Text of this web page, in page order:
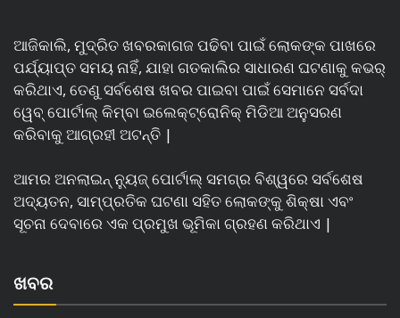
ଆଜିକାଲି, ମୁଦ୍ରିତ ଖବରକାଗଜ ପଢିବା ପାଇଁ ଲୋକଙ୍କ ପାଖରେ
ପର୍ଯ୍ୟାପ୍ତ ସମୟ ନାହିଁ, ଯାହା ଗତକାଲିର ସାଧାରଣ ଘଟଣାକୁ କଭର୍
କରିଥାଏ, ତେଣୁ ସର୍ବଶେଷ ଖବର ପାଇବା ପାଇଁ ସେମାନେ ସର୍ବଦା
ୱେବ୍ ପୋର୍ଟାଲ୍ କିମ୍ବା ଇଲେକ୍ଟ୍ରୋନିକ୍ ମିଡିଆ ଅନୁସରଣ
କରିବାକୁ ଆଗ୍ରହୀ ଅଟନ୍ତି |
ଆମର ଅନଲାଇନ୍ ନ୍ୟୁଜ୍ ପୋର୍ଟାଲ୍ ସମଗ୍ର ବିଶ୍ୱରେ ସର୍ବଶେଷ
ଅଦ୍ୟତନ, ସାମ୍ପ୍ରତିକ ଘଟଣା ସହିତ ଲୋକଙ୍କୁ ଶିକ୍ଷା ଏବଂ
ସୂଚନା ଦେବାରେ ଏକ ପ୍ରମୁଖ ଭୂମିକା ଗ୍ରହଣ କରିଥାଏ |
ଖବର